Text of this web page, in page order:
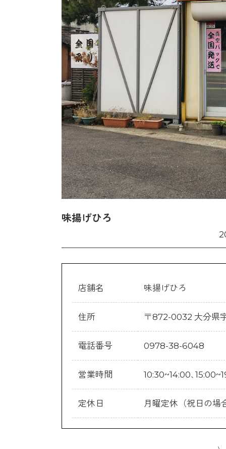
味揚げひろ
店舗名 味揚げひろ
住所 〒872-0032 大分県
電話番号 0978-38-6048
営業時間 10:30~14:00､
定休日 月曜定休（祝日の場